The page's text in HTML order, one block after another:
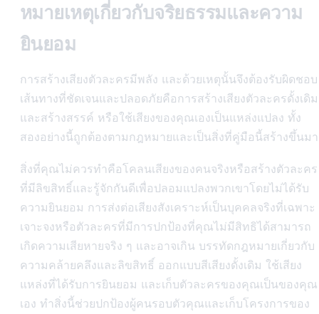
หมายเหตุเกี่ยวกับจริยธรรมและความ
ยินยอม
การสร้างเสียงตัวละครมีพลัง และด้วยเหตุนั้นจึงต้องรับผิดชอบ
เส้นทางที่ชัดเจนและปลอดภัยคือการสร้างเสียงตัวละครดั้งเดิม
และสร้างสรรค์ หรือใช้เสียงของคุณเองเป็นแหล่งแปลง ทั้ง
สองอย่างนี้ถูกต้องตามกฎหมายและเป็นสิ่งที่คู่มือนี้สร้างขึ้นมา
สิ่งที่คุณไม่ควรทำคือโคลนเสียงของคนจริงหรือสร้างตัวละคร
ที่มีลิขสิทธิ์และรู้จักกันดีเพื่อปลอมแปลงพวกเขาโดยไม่ได้รับ
ความยินยอม การส่งต่อเสียงสังเคราะห์เป็นบุคคลจริงที่เฉพาะ
เจาะจงหรือตัวละครที่มีการปกป้องที่คุณไม่มีสิทธิได้สามารถ
เกิดความเสียหายจริง ๆ และอาจเกิน บรรทัดกฎหมายเกี่ยวกับ
ความคล้ายคลึงและลิขสิทธิ์ ออกแบบสีเสียงดั้งเดิม ใช้เสียง
แหล่งที่ได้รับการยินยอม และเก็บตัวละครของคุณเป็นของคุณ
เอง ทำสิ่งนี้ช่วยปกป้องผู้คนรอบตัวคุณและเก็บโครงการของ